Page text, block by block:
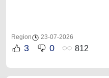
Region 23-07-2026
3 0 812